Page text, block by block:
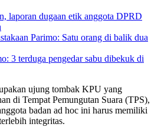
laporan dugaan etik anggota DPRD
Parimo: Satu orang di balik dua
3 terduga pengedar sabu dibekuk di
ujung tombak KPU yang
di Tempat Pemungutan Suara (TPS),
badan ad hoc ini harus memiliki
integritas.